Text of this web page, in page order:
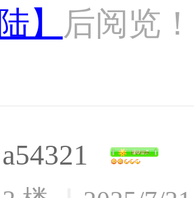
陆】
后阅览！
a54321